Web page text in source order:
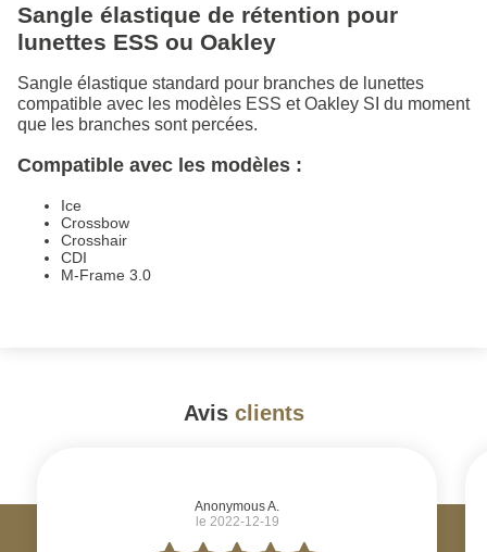
Sangle élastique de rétention pour
lunettes ESS ou Oakley
Sangle élastique standard pour branches de lunettes
compatible avec les modèles ESS et Oakley SI du moment
que les branches sont percées.
Compatible avec les modèles :
Ice
Crossbow
Crosshair
CDI
M-Frame 3.0
Avis clients
Anonymous A.
le 2022-12-19